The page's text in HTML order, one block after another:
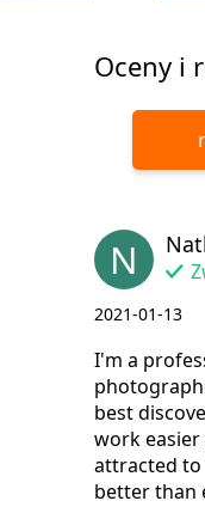
Oceny i
N
2021-01-13
I'm a
best
work
attracted to
better than